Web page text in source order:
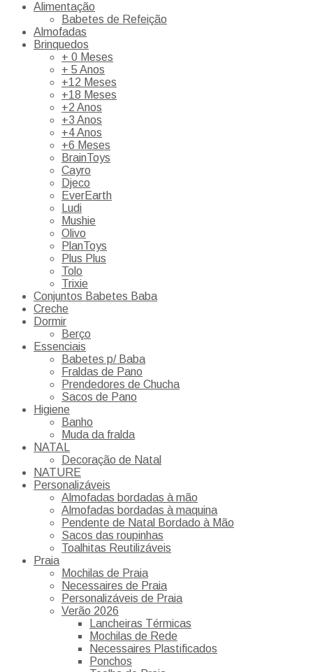
Alimentação
Babetes de Refeição
Almofadas
Brinquedos
+ 0 Meses
+ 5 Anos
+12 Meses
+18 Meses
+2 Anos
+3 Anos
+4 Anos
+6 Meses
BrainToys
Cayro
Djeco
EverEarth
Ludi
Mushie
Olivo
PlanToys
Plus Plus
Tolo
Trixie
Conjuntos Babetes Baba
Creche
Dormir
Berço
Essenciais
Babetes p/ Baba
Fraldas de Pano
Prendedores de Chucha
Sacos de Pano
Higiene
Banho
Muda da fralda
NATAL
Decoração de Natal
NATURE
Personalizáveis
Almofadas bordadas à mão
Almofadas bordadas à maquina
Pendente de Natal Bordado à Mão
Sacos das roupinhas
Toalhitas Reutilizáveis
Praia
Mochilas de Praia
Necessaires de Praia
Personalizáveis de Praia
Verão 2026
Lancheiras Térmicas
Mochilas de Rede
Necessaires Plastificados
Ponchos